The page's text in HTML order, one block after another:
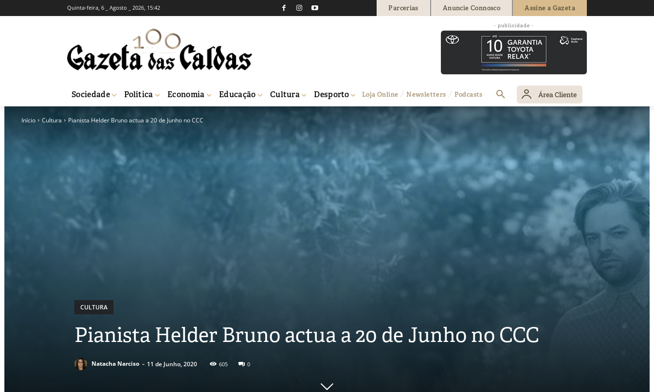
Quinta-feira, 6 _ Agosto _ 2026, 15:42 Parcerias Anuncie Connosco Assine a Gazeta
- publicidade -
Sociedade Política Economia Educação Cultura Desporto Loja Online Newsletters Podcasts Área Cliente
Início Cultura Pianista Helder Bruno actua a 20 de Junho no CCC
CULTURA
Pianista Helder Bruno actua a 20 de Junho no CCC
Natacha Narciso - 11 de Junho, 2020 605 0